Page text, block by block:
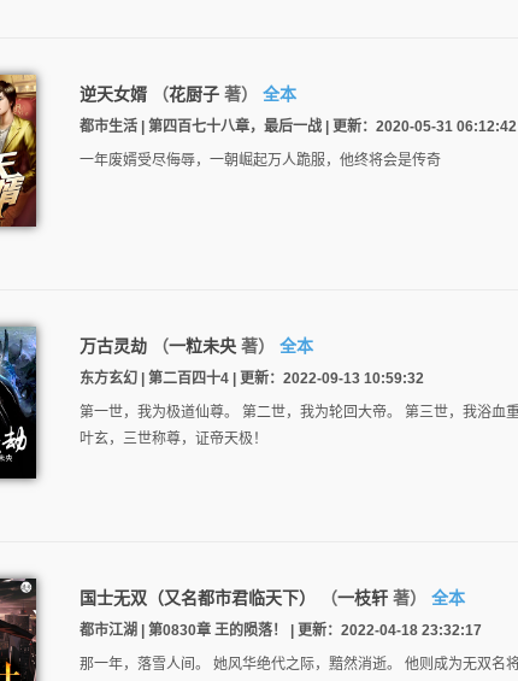
逆天女婿 （花厨子 著） 全本
都市生活 | 第四百七十八章，最后一战 | 更新：2020-05-31 06:12:42
一年废婿受尽侮辱，一朝崛起万人跪服，他终将会是传奇
万古灵劫 （一粒未央 著） 全本
东方玄幻 | 第二百四十4 | 更新：2022-09-13 10:59:32
第一世，我为极道仙尊。 第二世，我为轮回大帝。 第三世，我浴血
叶玄，三世称尊，证帝天极！
国士无双（又名都市君临天下） （一枝轩 著） 全本
都市江湖 | 第0830章 王的陨落！ | 更新：2022-04-18 23:32:17
那一年，落雪人间。 她风华绝代之际，黯然消逝。 他则成为无双名